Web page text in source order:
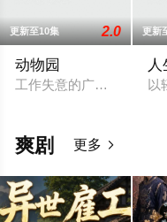
更新至10集 2.0
动物园
工作失意的广告公司创
更新
以
爽剧 更多 